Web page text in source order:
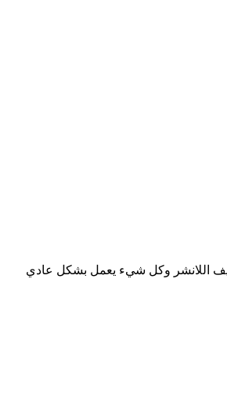
اللانشر وكل شيء يعمل بشكل عادي